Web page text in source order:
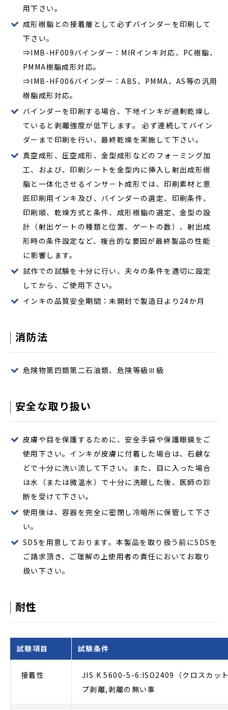
用下さい。
成形樹脂との接着層として必ずバインダーを印刷して
下さい。
⇒IMB-HF009バインダー：MIRインキ対応、PC樹脂、
PMMA樹脂成形対応。
⇒IMB-HF006バインダー：ABS、PMMA、AS等の汎用
樹脂成形対応。
バインダーを印刷する場合、下地インキが過剰乾燥し
ていると剥離強度が低下します。 必ず連続してバイン
ダーまで印刷を行い、最終乾燥を実施して下さい。
真空成形、圧空成形、金型成形などのフォ－ミング加
工、および、印刷シートを金型内に挿入し射出成形樹
脂と一体化させるインサ－ト成形では、印刷素材と意
匠印刷用インキ及び、バインダーの選定、印刷条件、
印刷順、乾燥方式と条件、成形樹脂の選定、金型の設
計（射出ゲートの種類と位置、ゲートの数）、射出成
形時の条件設定など、複合的な要因が最終製品の性能
に影響します。
試作での試験を十分に行い、夫々の条件を適切に設定
してから、ご使用下さい。
インキの品質安全期間：未開封で製造日より24か月
消防法
危険物第四類第二石油類、危険等級Ⅲ級
安全な取り扱い
皮膚や目を保護するために、安全手袋や保護眼鏡をご
使用下さい。インキが皮膚に付着した場合は、石鹸な
どで十分に洗い流して下さい。また、目に入った場合
は水（または微温水）で十分に洗眼した後、医師の診
断を受けて下さい。
使用後は、容器を完全に密閉し冷暗所に保管して下さ
い。
SDSを用意しております。本製品を取り扱う前にSDSを
ご請求頂き、ご理解の上使用者の責任においてお取り
扱い下さい。
耐性
試験項目 試験条件
接着性
JIS K 5600-5-6:ISO2409（クロスカッ
プ剥離,剥離の無い事